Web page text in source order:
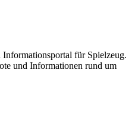
für Spielzeug.
und Informationen rund um